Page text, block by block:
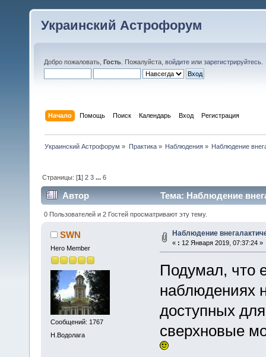
Украинский Астрофорум
Добро пожаловать, Гость . Пожалуйста, войдите или зарегистрируйтесь
Начало Помощь Поиск Календарь Вход Регистрация
Украинский Астрофорум » Практика» Наблюдения» Наблюдение
Страницы: [1]2 3 ...6
Автор Тема: Наблюдение
0 Пользователей и 2 Гостей просматривают эту тему.
SWN
Hero Member
Сообщений: 1767
Н.Водолага
Наблюдение
« : 12 Января 2019, 07:37:24 »
Подумал, что
наблюдениях
доступных
сверхновые